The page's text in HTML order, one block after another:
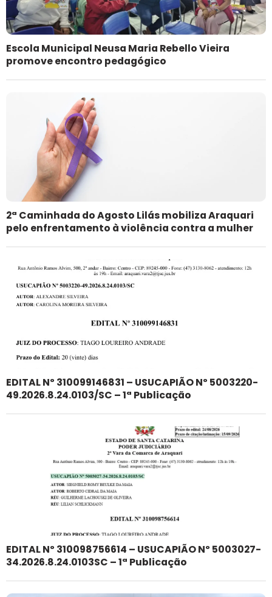
Escola Municipal Neusa Maria Rebello Vieira
promove encontro pedagógico
2ª Caminhada do Agosto Lilás mobiliza Araquari
pelo enfrentamento à violência contra a mulher
EDITAL Nº 310099146831 – USUCAPIÃO Nº 5003220-
49.2026.8.24.0103/SC – 1ª Publicação
EDITAL Nº 310098756614 – USUCAPIÃO Nº 5003027-
34.2026.8.24.0103SC – 1ª Publicação